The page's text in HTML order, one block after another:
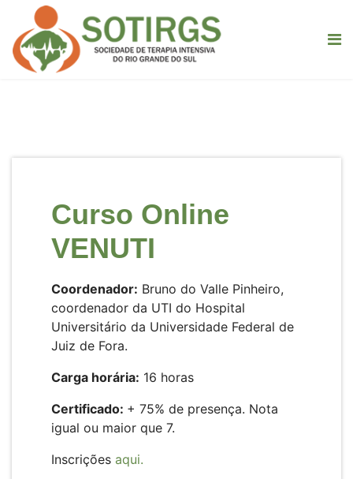
Curso Online
VENUTI
Coordenador: Bruno do Valle Pinheiro,
coordenador da UTI do Hospital
Universitário da Universidade Federal de
Juiz de Fora.
Carga horária: 16 horas
Certificado: + 75% de presença. Nota
igual ou maior que 7.
Inscrições aqui.